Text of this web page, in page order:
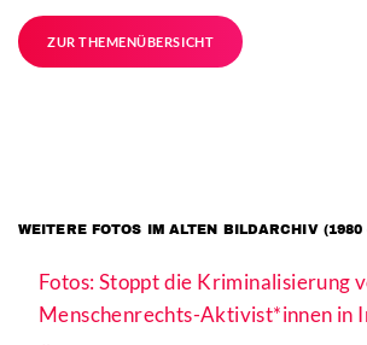
ZUR THEMENÜBERSICHT
WEITERE FOTOS IM ALTEN BILDARCHIV (1980
Fotos: Stoppt die Kriminalisierung
Menschenrechts-Aktivist*innen in